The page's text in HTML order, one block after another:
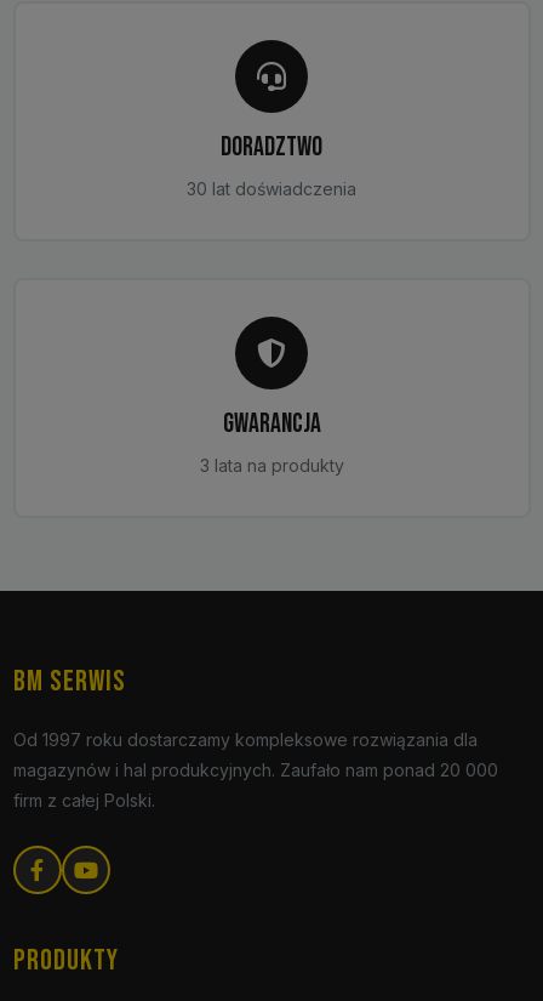
DORADZTWO
30 lat doświadczenia
GWARANCJA
3 lata na produkty
BM SERWIS
Od 1997 roku dostarczamy kompleksowe rozwiązania dla
magazynów i hal produkcyjnych. Zaufało nam ponad 20 000
firm z całej Polski.
PRODUKTY